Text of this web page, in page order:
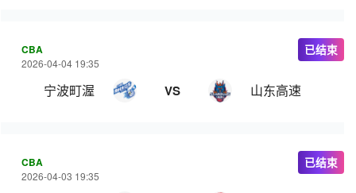
CBA
2026-04-04 19:35
宁波町渥 VS 山东高速
已结束
CBA
2026-04-03 19:35
已结束